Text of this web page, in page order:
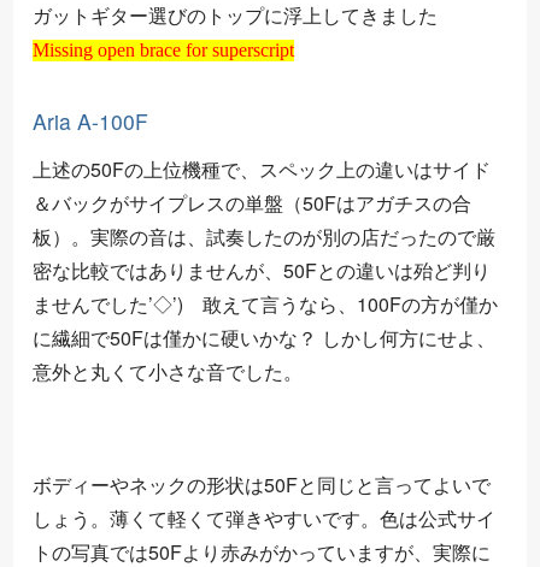
ガットギター選びのトップに浮上してきました
Missing open brace for superscript
Missing open brace for superscript
Aria A-100F
上述の50Fの上位機種で、スペック上の違いはサイド
＆バックがサイプレスの単盤（50Fはアガチスの合
板）。実際の音は、試奏したのが別の店だったので厳
密な比較ではありませんが、50Fとの違いは殆ど判り
ませんでした’◇’)ゞ敢えて言うなら、100Fの方が僅か
に繊細で50Fは僅かに硬いかな？ しかし何方にせよ、
意外と丸くて小さな音でした。
ボディーやネックの形状は50Fと同じと言ってよいで
しょう。薄くて軽くて弾きやすいです。色は公式サイ
トの写真では50Fより赤みがかっていますが、実際に